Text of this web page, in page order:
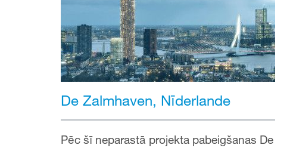
De Zalmhaven, Nīderlande
Pēc šī neparastā projekta pabeigšanas De